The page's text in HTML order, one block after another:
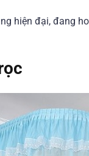
hiện đại, đang